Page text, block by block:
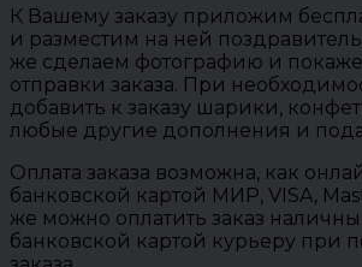
К Вашему заказу приложим
и разместим на ней
же сделаем фотографию и
отправки заказа. При
добавить к заказу шарики,
любые другие дополнения и
Оплата заказа возможна, как
банковской картой МИР, VISA,
же можно оплатить заказ
банковской картой курьеру при